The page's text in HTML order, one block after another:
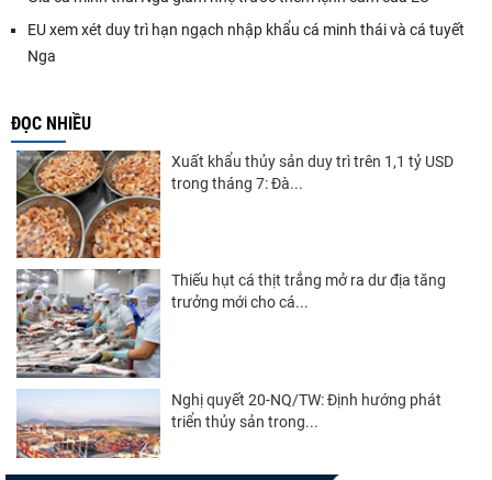
EU xem xét duy trì hạn ngạch nhập khẩu cá minh thái và cá tuyết
Nga
ĐỌC NHIỀU
Xuất khẩu thủy sản duy trì trên 1,1 tỷ USD
trong tháng 7: Đà...
Thiếu hụt cá thịt trắng mở ra dư địa tăng
trưởng mới cho cá...
Nghị quyết 20-NQ/TW: Định hướng phát
triển thủy sản trong...